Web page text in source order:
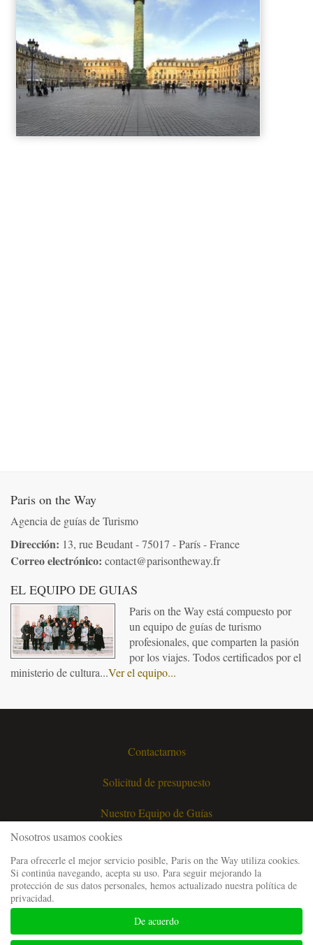
Paris on the Way
Agencia de guías de Turismo
Dirección: 13, rue Beudant - 75017 - París - France
Correo electrónico: contact@parisontheway.fr
EL EQUIPO DE GUIAS
Paris on the Way está compuesto por
un equipo de guías de turismo
profesionales, que comparten la pasión
por los viajes. Todos certificados por el
ministerio de cultura...Ver el equipo...
Contactarnos
Solicitud de presupuesto
Nuestro Equipo de Guías
Preguntas Frecuentes
Menciones Legales
Condiciones Generales de Venta
Mapa del sitio
Nosotros usamos cookies
Para ofrecerle el mejor servicio posible, Paris on the Way utiliza cookies.
Si continúa navegando, acepta su uso. Para seguir mejorando la
protección de sus datos personales, hemos actualizado nuestra política de
privacidad.
De acuerdo